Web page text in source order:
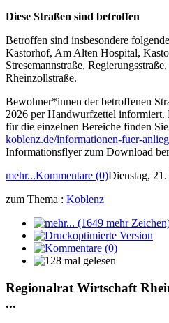
Diese Straßen sind betroffen
Betroffen sind insbesondere
Kastorhof, Am Alten Hospital,
Stresemannstraße,
Rheinzollstraße.
Bewohner*innen der betroffenen
2026 per Handwurfzettel informiert.
für die einzelnen Bereiche finden
koblenz.de/informationen-fuer-
Informationsflyer zum Download
mehr...Kommentare (0)Dienstag,
zum Thema : Koblenz
Regionalrat Wirtschaft
...